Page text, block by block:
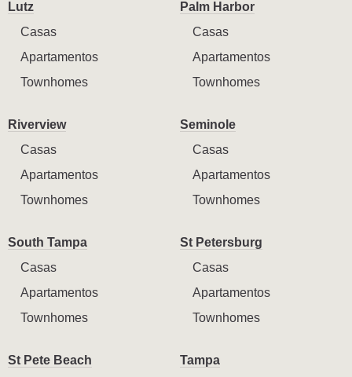
Lutz
Casas
Apartamentos
Townhomes
Palm Harbor
Casas
Apartamentos
Townhomes
Riverview
Casas
Apartamentos
Townhomes
Seminole
Casas
Apartamentos
Townhomes
South Tampa
Casas
Apartamentos
Townhomes
St Petersburg
Casas
Apartamentos
Townhomes
St Pete Beach
Tampa